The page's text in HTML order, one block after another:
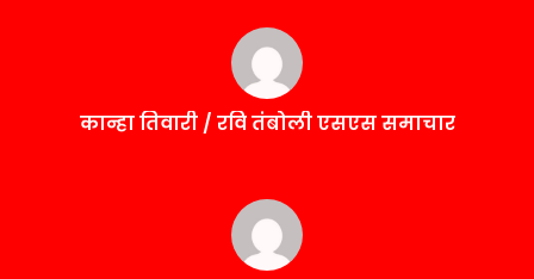
कान्हा तिवारी / रवि तंबोली एसएस समाचार